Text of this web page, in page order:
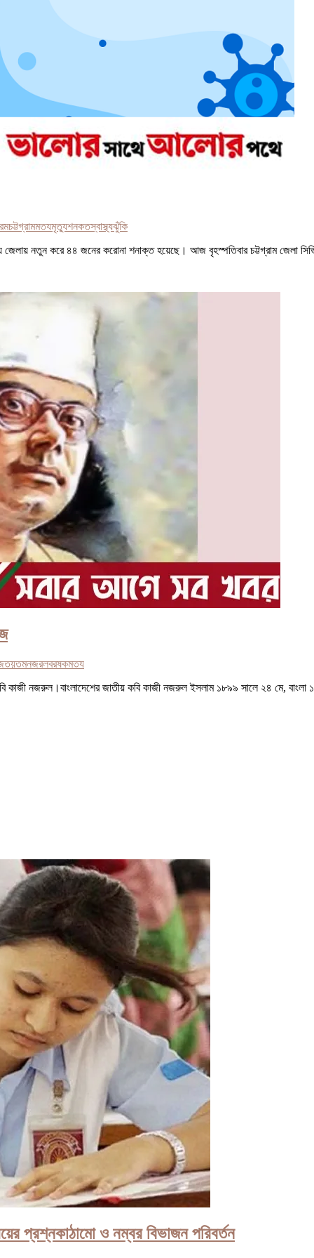
চট্টগ্রামমতযমৃত্যুশনকতস্বাস্থ্যঝুঁকি
জেলায় নতুন করে ৪৪ জনের করোনা শনাক্ত হয়েছে। আজ বৃহস্পতিবার চট্টগ্রাম জেলা
তমনজরলবরষকমতয
কাজী নজরুল।বাংলাদেশের জাতীয় কবি কাজী নজরুল ইসলাম ১৮৯৯ সালে ২৪ মে,
প্রশ্নকাঠামো ও নম্বর বিভাজন পরিবর্তন